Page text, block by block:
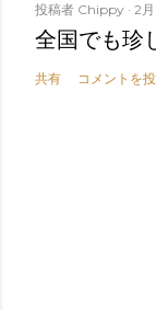
投稿者 Chippy 2
全国でも珍
共有 コメントを